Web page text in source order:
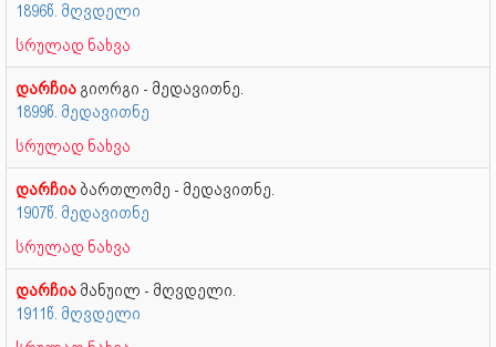
1896წ. მღვდელი
სრულად ნახვა
დარჩია გიორგი - მედავითნე.
1899წ. მედავითნე
სრულად ნახვა
დარჩია ბართლომე - მედავითნე.
1907წ. მედავითნე
სრულად ნახვა
დარჩია მანუილ - მღვდელი.
1911წ. მღვდელი